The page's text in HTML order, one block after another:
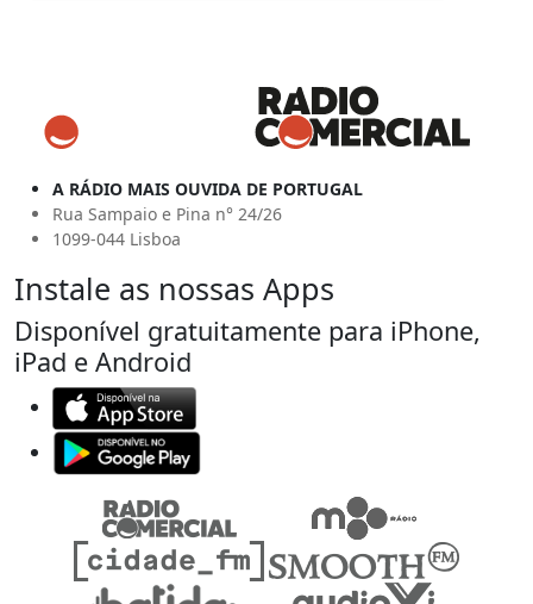
A RÁDIO MAIS OUVIDA DE PORTUGAL
Rua Sampaio e Pina n° 24/26
1099-044 Lisboa
Instale as nossas Apps
Disponível gratuitamente para iPhone,
iPad e Android